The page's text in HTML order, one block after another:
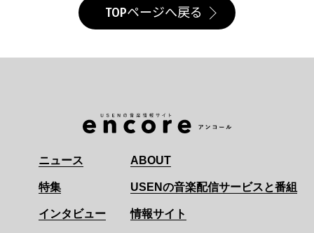
TOPページへ戻る
ニュース
特集
インタビュー
ABOUT
USENの音楽配信サービスと番組
情報サイト